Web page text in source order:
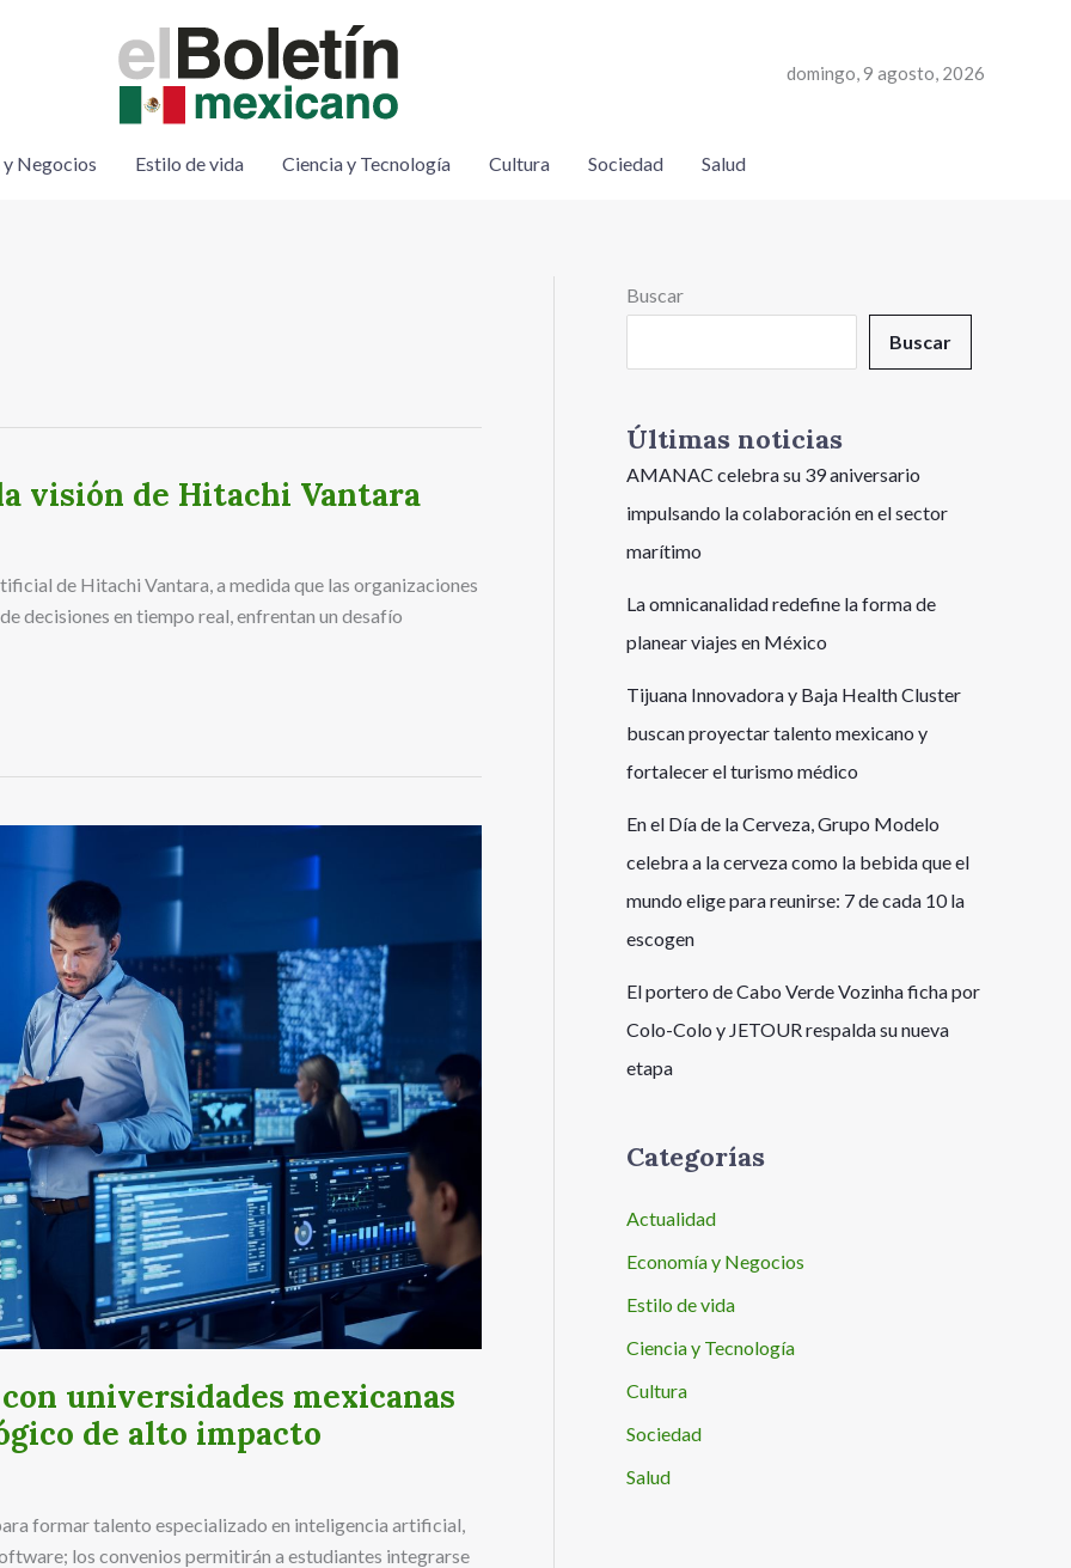
domingo, 9 agosto, 2026
y Negocios Estilo de vida Ciencia y Tecnología Cultura Sociedad Salud
visión de Hitachi Vantara
de Hitachi Vantara, a medida que las organizaciones
decisiones en tiempo real, enfrentan un desafío
universidades mexicanas
de alto impacto
formar talento especializado en inteligencia artificial,
los convenios permitirán a estudiantes integrarse
Buscar
Buscar
Últimas noticias
AMANAC celebra su 39 aniversario
impulsando la colaboración en el sector
marítimo
La omnicanalidad redefine la forma de
planear viajes en México
Tijuana Innovadora y Baja Health Cluster
buscan proyectar talento mexicano y
fortalecer el turismo médico
En el Día de la Cerveza, Grupo Modelo
celebra a la cerveza como la bebida que el
mundo elige para reunirse: 7 de cada 10 la
escogen
El portero de Cabo Verde Vozinha ficha por
Colo-Colo y JETOUR respalda su nueva
etapa
Categorías
Actualidad
Economía y Negocios
Estilo de vida
Ciencia y Tecnología
Cultura
Sociedad
Salud